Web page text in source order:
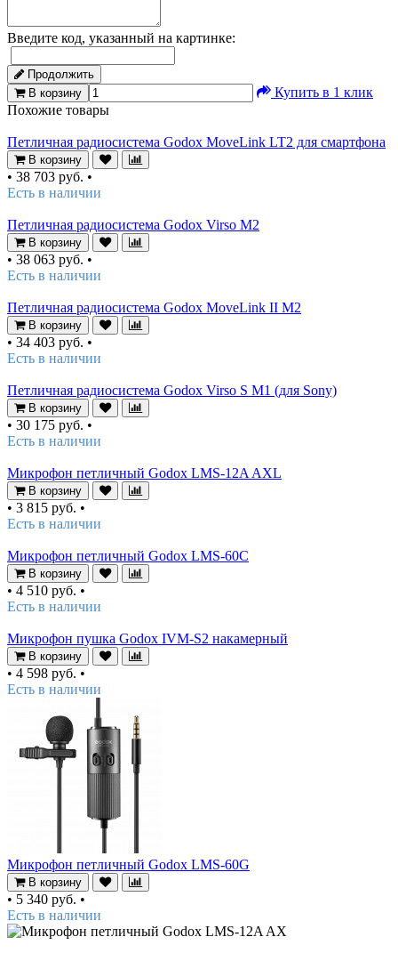
Введите код, указанный на картинке:
Продолжить
В корзину
Купить в 1 клик
Похожие товары
Петличная радиосистема Godox MoveLink LT2 для смартфона
В корзину
• 38 703 руб. •
Есть в наличии
Петличная радиосистема Godox Virso M2
В корзину
• 38 063 руб. •
Есть в наличии
Петличная радиосистема Godox MoveLink II M2
В корзину
• 34 403 руб. •
Есть в наличии
Петличная радиосистема Godox Virso S M1 (для Sony)
В корзину
• 30 175 руб. •
Есть в наличии
Микрофон петличный Godox LMS-12A AXL
В корзину
• 3 815 руб. •
Есть в наличии
Микрофон петличный Godox LMS-60C
В корзину
• 4 510 руб. •
Есть в наличии
Микрофон пушка Godox IVM-S2 накамерный
В корзину
• 4 598 руб. •
Есть в наличии
Микрофон петличный Godox LMS-60G
В корзину
• 5 340 руб. •
Есть в наличии